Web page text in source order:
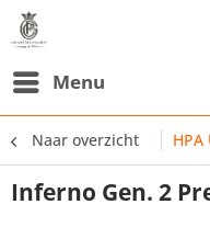
Menu
Naar overzicht HPA
Inferno Gen. 2